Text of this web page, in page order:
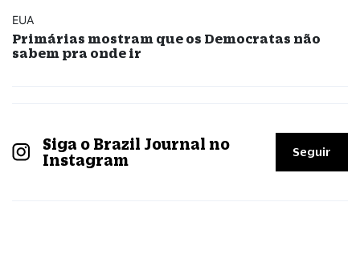
EUA
Primárias mostram que os Democratas não
sabem pra onde ir
Siga o Brazil Journal no
Instagram
Seguir